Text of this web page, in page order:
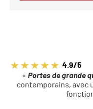
4.9/5
« Portes de grande
contemporains, avec